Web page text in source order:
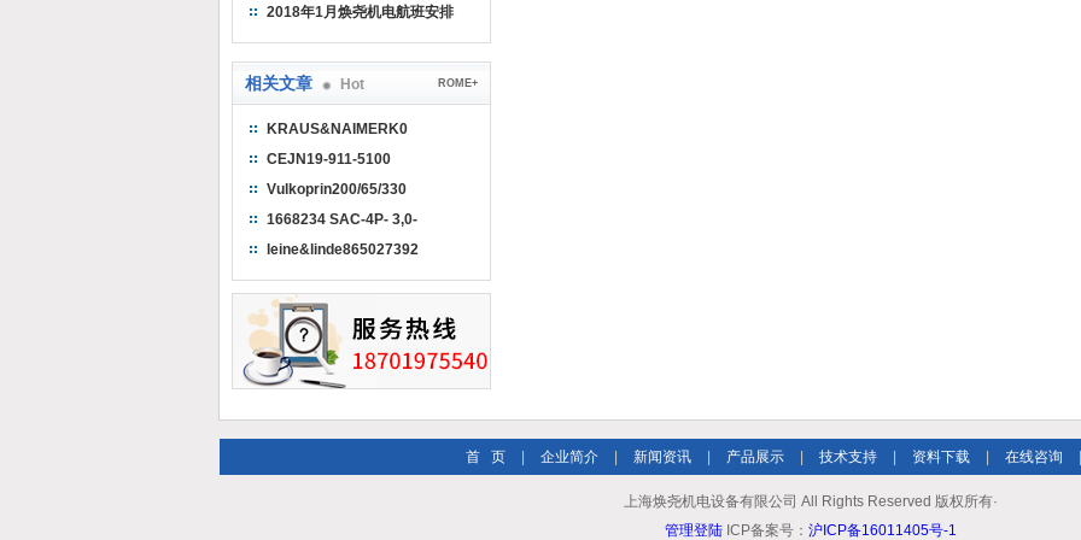
（2018）
2018年1月焕尧机电航班安排
相关文章 Hot ROME+
KRAUS&NAIMERK0
H010/AE11-E
CEJN19-911-5100
Vulkoprin200/65/330
1668234 SAC-4P- 3,0-
PUR/M12FR
leine&linde865027392
首 页 企业简介 新闻资讯 产品展示 技术支持 资料下载 在线咨询
上海焕尧机电设备有限公司 All Rights Reserved 版权所有·
管理登陆 ICP备案号： 沪ICP备16011405号-1